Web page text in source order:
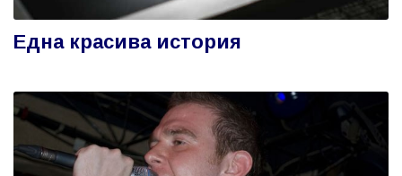
Една красива история